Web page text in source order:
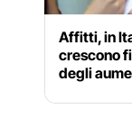
Affitti, in
crescono
degli